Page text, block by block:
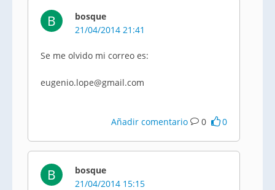
B
bosque
21/04/2014 21:41
Se me olvido mi correo es:
eugenio.lope@gmail.com
Añadir comentario 0 0
B
bosque
21/04/2014 15:15